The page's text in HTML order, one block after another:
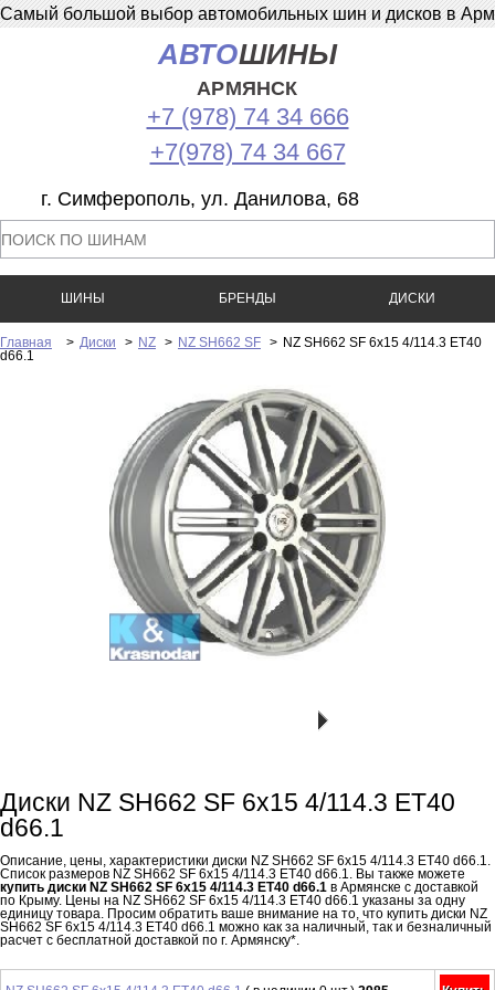
Самый большой выбор автомобильных шин и дисков в
АВТОШИНЫ
АРМЯНСК
+7 (978) 74 34 666
+7(978) 74 34 667
г. Симферополь, ул. Данилова, 68
ШИНЫ БРЕНДЫ ДИСКИ
Главная > Диски > NZ > NZ SH662 SF > NZ SH662 SF 6x15 4/114.3 ET40
d66.1
Диски NZ SH662 SF 6x15 4/114.3 ET40
d66.1
Описание, цены, характеристики диски NZ SH662 SF 6x15 4/114.3 ET40 d66.1.
Список размеров NZ SH662 SF 6x15 4/114.3 ET40 d66.1. Вы также можете
купить диски NZ SH662 SF 6x15 4/114.3 ET40 d66.1 в Армянске с доставкой
по Крыму. Цены на NZ SH662 SF 6x15 4/114.3 ET40 d66.1 указаны за одну
единицу товара. Просим обратить ваше внимание на то, что купить диски NZ
SH662 SF 6x15 4/114.3 ET40 d66.1 можно как за наличный, так и безналичный
расчет с бесплатной доставкой по г. Армянску*.